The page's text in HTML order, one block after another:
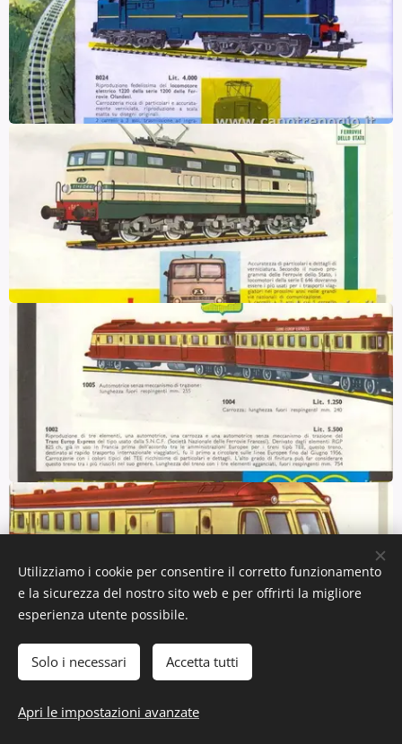
Utilizziamo i cookie per consentire il corretto funzionamento
e la sicurezza del nostro sito web e per offrirti la migliore
esperienza utente possibile.
Solo i necessari Accetta tutti
Apri le impostazioni avanzate